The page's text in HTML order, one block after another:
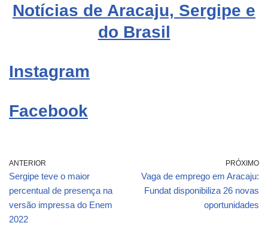
Notícias de Aracaju, Sergipe e
do Brasil
Instagram
Facebook
ANTERIOR
Sergipe teve o maior
percentual de presença na
versão impressa do Enem
2022
PRÓXIMO
Vaga de emprego em Aracaju:
Fundat disponibiliza 26 novas
oportunidades